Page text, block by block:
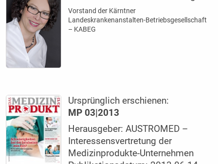
Vorstand der Kärntner
Landeskrankenanstalten-Betriebsgesellschaft
– KABEG
Ursprünglich erschienen:
MP 03|2013
Herausgeber: AUSTROMED –
Interessensvertretung der
Medizinprodukte-Unternehmen